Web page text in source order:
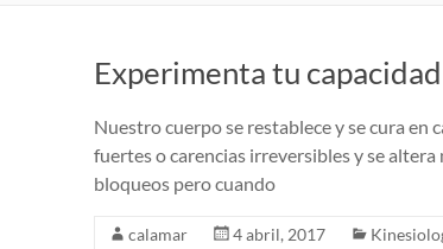
Experimenta tu
Nuestro cuerpo se restablece y se cura en
fuertes o carencias irreversibles y se
bloqueos pero cuando
calamar 4 abril, 2017